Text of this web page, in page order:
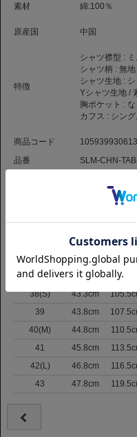
素材 綿:100％
原産国 中国
特徴
シャツ襟型 :
シャツ柄 : 無地
シャツ生地 :
Yシャツ生地 /
胸ポケット : な
カフス : シン
商品コード
品番
SLM-CHN-
サイズ表記 肩巾 バス
37
42.8cm 103.5cm
38(S)
43.3cm
39
43.8cm
40(M)
44.8cm
41
45.8cm
42(L)
46.8cm
43
47.8cm